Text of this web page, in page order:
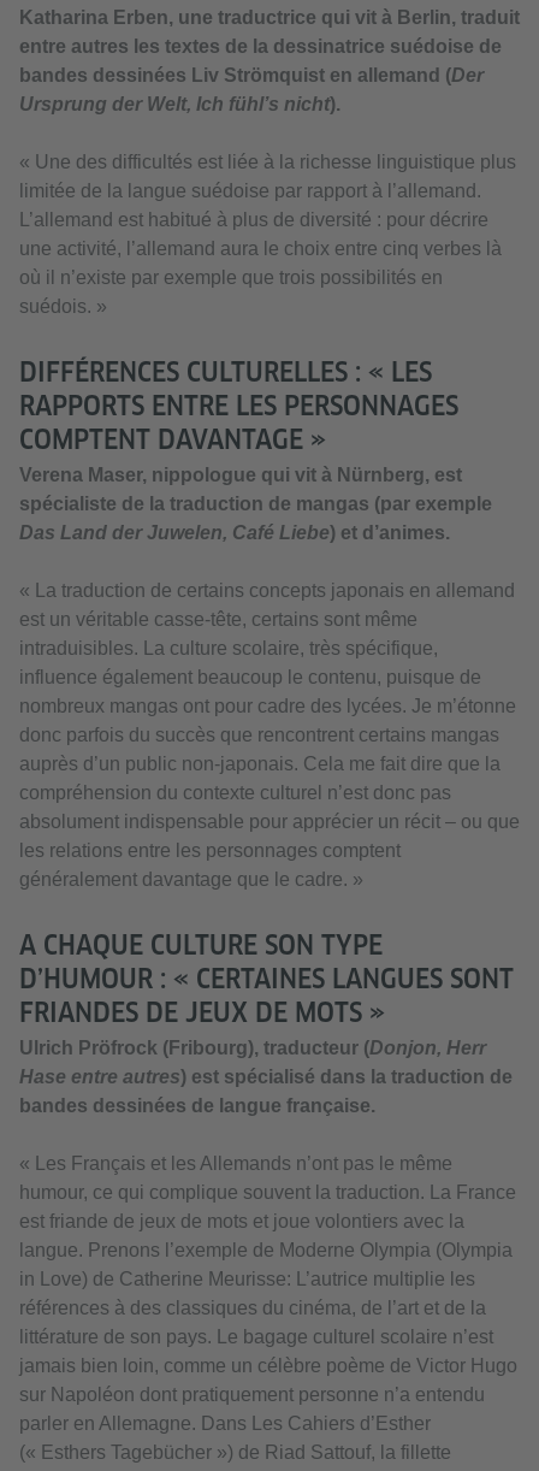
Katharina Erben, une traductrice qui vit à Berlin, traduit
entre autres les textes de la dessinatrice suédoise de
bandes dessinées Liv Strömquist en allemand (Der
Ursprung der Welt, Ich fühl’s nicht).
« Une des difficultés est liée à la richesse linguistique plus
limitée de la langue suédoise par rapport à l’allemand.
L’allemand est habitué à plus de diversité : pour décrire
une activité, l’allemand aura le choix entre cinq verbes là
où il n’existe par exemple que trois possibilités en
suédois. »
DIFFÉRENCES CULTURELLES : « LES
RAPPORTS ENTRE LES PERSONNAGES
COMPTENT DAVANTAGE »
Verena Maser, nippologue qui vit à Nürnberg, est
spécialiste de la traduction de mangas (par exemple
Das Land der Juwelen, Café Liebe) et d’animes.
« La traduction de certains concepts japonais en allemand
est un véritable casse-tête, certains sont même
intraduisibles. La culture scolaire, très spécifique,
influence également beaucoup le contenu, puisque de
nombreux mangas ont pour cadre des lycées. Je m’étonne
donc parfois du succès que rencontrent certains mangas
auprès d’un public non-japonais. Cela me fait dire que la
compréhension du contexte culturel n’est donc pas
absolument indispensable pour apprécier un récit – ou que
les relations entre les personnages comptent
généralement davantage que le cadre. »
A CHAQUE CULTURE SON TYPE
D’HUMOUR : « CERTAINES LANGUES SONT
FRIANDES DE JEUX DE MOTS »
Ulrich Pröfrock (Fribourg), traducteur (Donjon, Herr
Hase entre autres) est spécialisé dans la traduction de
bandes dessinées de langue française.
« Les Français et les Allemands n’ont pas le même
humour, ce qui complique souvent la traduction. La France
est friande de jeux de mots et joue volontiers avec la
langue. Prenons l’exemple de Moderne Olympia (Olympia
in Love) de Catherine Meurisse: L’autrice multiplie les
références à des classiques du cinéma, de l’art et de la
littérature de son pays. Le bagage culturel scolaire n’est
jamais bien loin, comme un célèbre poème de Victor Hugo
sur Napoléon dont pratiquement personne n’a entendu
parler en Allemagne. Dans Les Cahiers d’Esther
(« Esthers Tagebücher ») de Riad Sattouf, la fillette